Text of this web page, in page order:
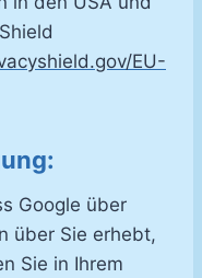
EU-
Google über
über Sie erhebt,
Sie in Ihrem